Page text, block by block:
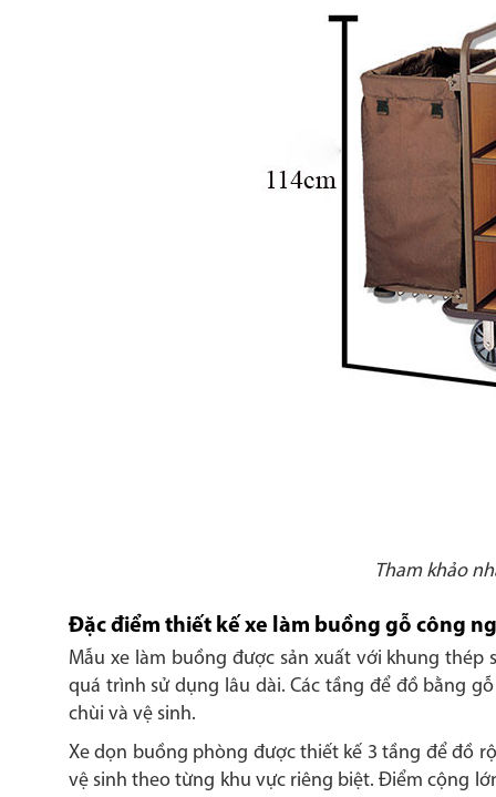
Tham khảo
Đặc điểm thiết kế xe làm buồng gỗ công
Mẫu xe làm buồng được sản xuất với khung
quá trình sử dụng lâu dài. Các tầng để đồ bằng
chùi và vệ sinh.
Xe dọn buồng phòng được thiết kế 3 tầng để đồ
vệ sinh theo từng khu vực riêng biệt. Điểm cộng